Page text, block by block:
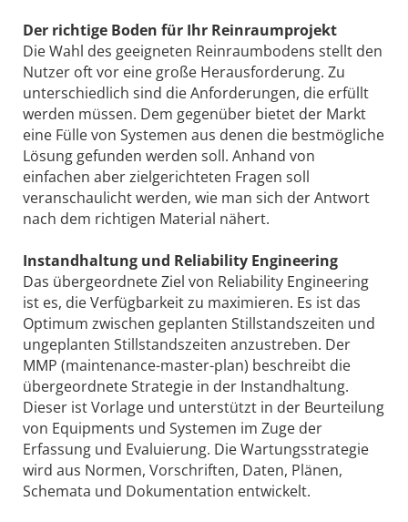
Der richtige Boden für Ihr Reinraumprojekt
Die Wahl des geeigneten Reinraumbodens stellt den
Nutzer oft vor eine große Herausforderung. Zu
unterschiedlich sind die Anforderungen, die erfüllt
werden müssen. Dem gegenüber bietet der Markt
eine Fülle von Systemen aus denen die bestmögliche
Lösung gefunden werden soll. Anhand von
einfachen aber zielgerichteten Fragen soll
veranschaulicht werden, wie man sich der Antwort
nach dem richtigen Material nähert.
Instandhaltung und Reliability Engineering
Das übergeordnete Ziel von Reliability Engineering
ist es, die Verfügbarkeit zu maximieren. Es ist das
Optimum zwischen geplanten Stillstandszeiten und
ungeplanten Stillstandszeiten anzustreben. Der
MMP (maintenance-master-plan) beschreibt die
übergeordnete Strategie in der Instandhaltung.
Dieser ist Vorlage und unterstützt in der Beurteilung
von Equipments und Systemen im Zuge der
Erfassung und Evaluierung. Die Wartungsstrategie
wird aus Normen, Vorschriften, Daten, Plänen,
Schemata und Dokumentation entwickelt.